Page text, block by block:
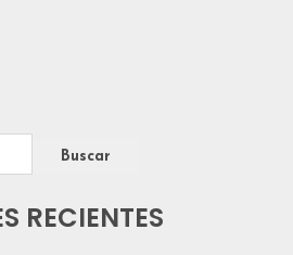
Buscar
RECIENTES